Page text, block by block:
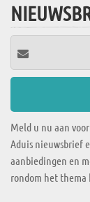
Meld u nu aan
Aduis nieuwsbrief
aanbiedingen en
rondom het thema